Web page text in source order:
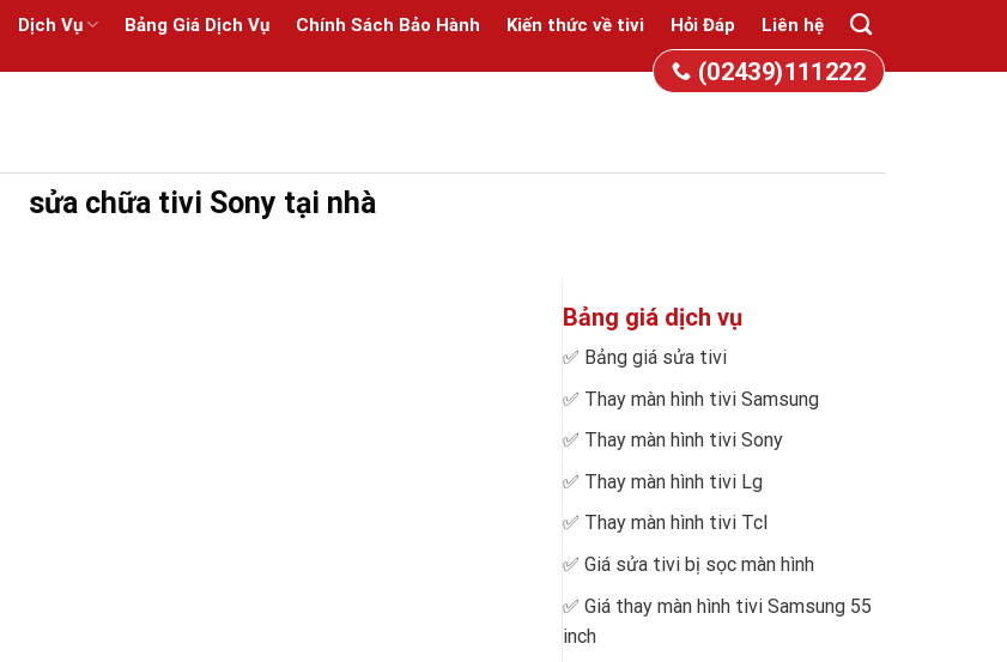
Dịch Vụ Bảng Giá Dịch Vụ Chính Sách Bảo Hành Kiến thức về tivi Hỏi Đáp Liên hệ
(02439)111222
sửa chữa tivi Sony tại nhà
Bảng giá dịch vụ
✅ Bảng giá sửa tivi
✅ Thay màn hình tivi Samsung
✅ Thay màn hình tivi Sony
✅ Thay màn hình tivi Lg
✅ Thay màn hình tivi Tcl
✅ Giá sửa tivi bị sọc màn hình
✅ Giá thay màn hình tivi Samsung 55
inch